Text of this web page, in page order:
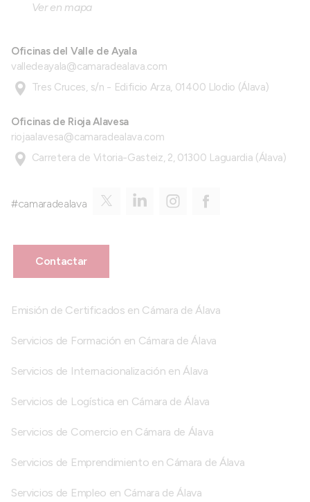
Ver en mapa
Oficinas del Valle de Ayala
valledeayala@camaradealava.com
Tres Cruces, s/n - Edificio Arza, 01400 Llodio (Álava)
Oficinas de Rioja Alavesa
riojaalavesa@camaradealava.com
Carretera de Vitoria-Gasteiz, 2, 01300 Laguardia (Álava)
#camaradealava
Contactar
Emisión de Certificados en Cámara de Álava
Servicios de Formación en Cámara de Álava
Servicios de Internacionalización en Álava
Servicios de Logística en Cámara de Álava
Servicios de Comercio en Cámara de Álava
Servicios de Emprendimiento en Cámara de Álava
Servicios de Empleo en Cámara de Álava